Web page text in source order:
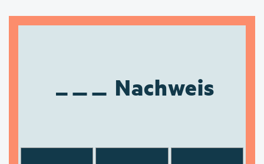
Nachweis